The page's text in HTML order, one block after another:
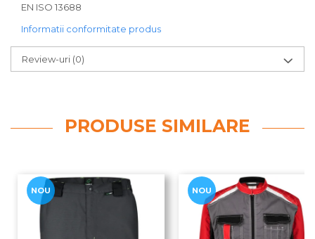
EN ISO 13688
Informatii conformitate produs
Review-uri (0)
PRODUSE SIMILARE
NOU NOU